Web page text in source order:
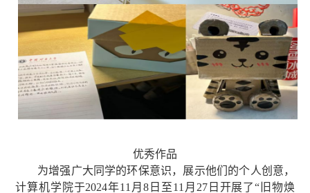
优秀作品
为增强广大同学的环保意识，展示他们的个人创意，
计算机学院于2024年11月8日至11月27日开展了“旧物焕